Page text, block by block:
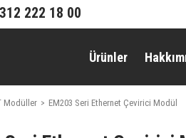
222 18 00
Ürünler
Modüller EM203 Seri Ethernet Çevirici Modül